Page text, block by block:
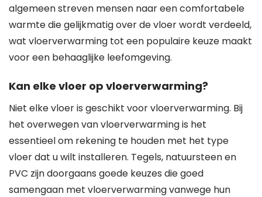
algemeen streven mensen naar een comfortabele
warmte die gelijkmatig over de vloer wordt verdeeld,
wat vloerverwarming tot een populaire keuze maakt
voor een behaaglijke leefomgeving.
Kan elke vloer op vloerverwarming?
Niet elke vloer is geschikt voor vloerverwarming. Bij
het overwegen van vloerverwarming is het
essentieel om rekening te houden met het type
vloer dat u wilt installeren. Tegels, natuursteen en
PVC zijn doorgaans goede keuzes die goed
samengaan met vloerverwarming vanwege hun